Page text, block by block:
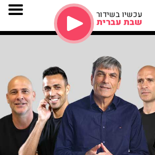
עכשיו בשידור
שבת עברית